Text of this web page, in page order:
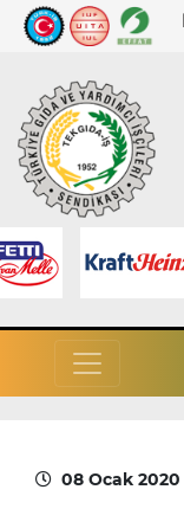
08 Ocak 2020